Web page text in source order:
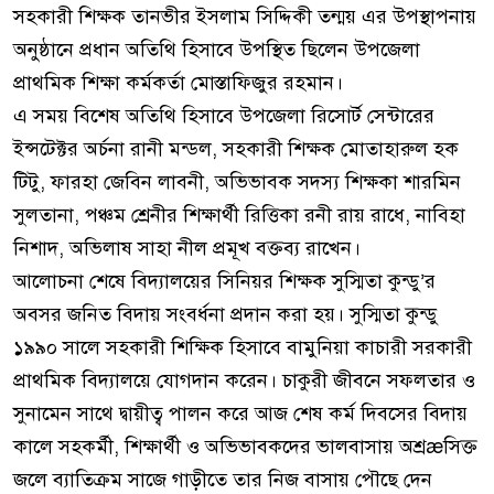
সহকারী শিক্ষক তানভীর ইসলাম সিদ্দিকী তন্ময় এর উপস্থাপনায়
অনুষ্ঠানে প্রধান অতিথি হিসাবে উপস্থিত ছিলেন উপজেলা
প্রাথমিক শিক্ষা কর্মকর্তা মোস্তাফিজুর রহমান।
এ সময় বিশেষ অতিথি হিসাবে উপজেলা রিসোর্ট সেন্টারের
ইন্সটেক্টর অর্চনা রানী মন্ডল, সহকারী শিক্ষক মোতাহারুল হক
টিটু, ফারহা জেবিন লাবনী, অভিভাবক সদস্য শিক্ষকা শারমিন
সুলতানা, পঞ্চম শ্রেনীর শিক্ষার্থী রিত্তিকা রনী রায় রাধে, নাবিহা
নিশাদ, অভিলাষ সাহা নীল প্রমূখ বক্তব্য রাখেন।
আলোচনা শেষে বিদ্যালয়ের সিনিয়র শিক্ষক সুস্মিতা কুন্ডু’র
অবসর জনিত বিদায় সংবর্ধনা প্রদান করা হয়। সুস্মিতা কুন্ডু
১৯৯০ সালে সহকারী শিক্ষিক হিসাবে বামুনিয়া কাচারী সরকারী
প্রাথমিক বিদ্যালয়ে যোগদান করেন। চাকুরী জীবনে সফলতার ও
সুনামেন সাথে দ্বায়ীত্ব পালন করে আজ শেষ কর্ম দিবসের বিদায়
কালে সহকর্মী, শিক্ষার্থী ও অভিভাবকদের ভালবাসায় অশ্রæসিক্ত
জলে ব্যাতিক্রম সাজে গাড়ীতে তার নিজ বাসায় পৌছে দেন